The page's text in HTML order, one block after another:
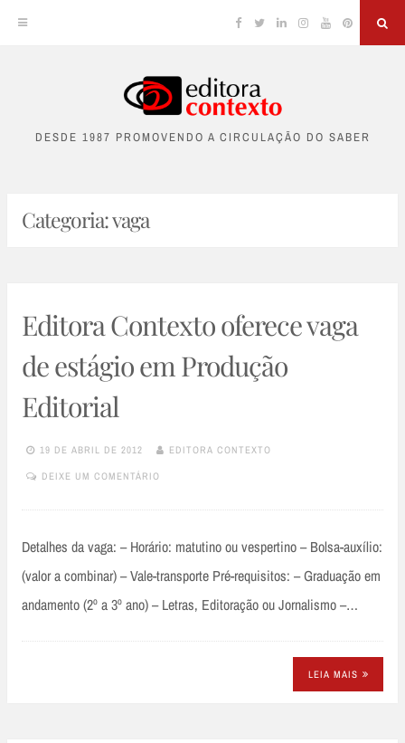
content
Facebook
TwitterLinkedinInstagram
YouTubePinterest
DESDE 1987 PROMOVENDO A CIRCULAÇÃO DO SABER
Categoria:vaga
Editora Contexto oferece vaga
de estágio em Produção
Editorial
19 DE ABRIL DE 2012 EDITORA CONTEXTO
DEIXE UM COMENTÁRIO
Detalhes da vaga: – Horário: matutino ou vespertino – Bolsa-auxílio:
(valor a combinar) – Vale-transporte Pré-requisitos: – Graduação em
andamento (2º a 3º ano) – Letras, Editoração ou Jornalismo –…
LEIA MAIS